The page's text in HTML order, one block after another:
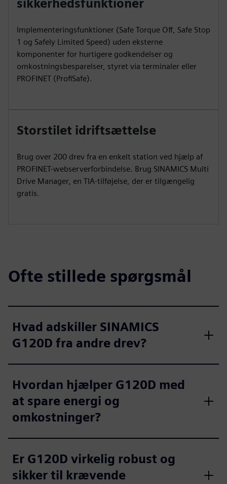
sikkerhedsfunktioner
Implementeringsfunktioner (Safe Torque Off, Safe Stop
1 og Safely Limited Speed) uden eksterne
komponenter for hurtigere godkendelser og
omkostningsbesparelser, styret via terminaler eller
PROFINET (ProfiSafe).
Storstilet idriftsættelse
Brug over 200 drev fra en enkelt station ved hjælp af
PROFINET-webserverforbindelse. Brug SINAMICS Multi
Drive Manager, en TIA-tilføjelse, der er tilgængelig
gratis.
Ofte stillede spørgsmål
Hvad adskiller SINAMICS
G120D fra andre drev?
Hvordan hjælper G120D med
at spare energi og
omkostninger?
Er G120D virkelig robust og
sikker til krævende